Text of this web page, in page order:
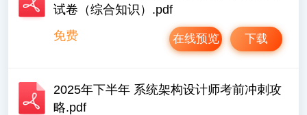
试卷（综合知识）.pdf
免费
下载
在线预览
2025年下半年 系统架构设计师考前冲刺攻
略.pdf